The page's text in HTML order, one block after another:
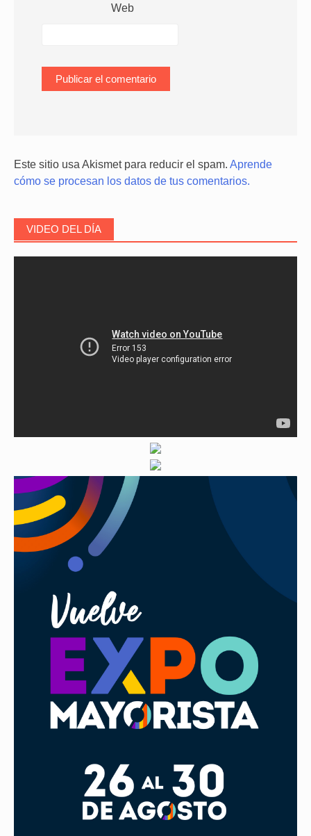
Web
Este sitio usa Akismet para reducir el spam. Aprende
cómo se procesan los datos de tus comentarios.
VIDEO DEL DÍA